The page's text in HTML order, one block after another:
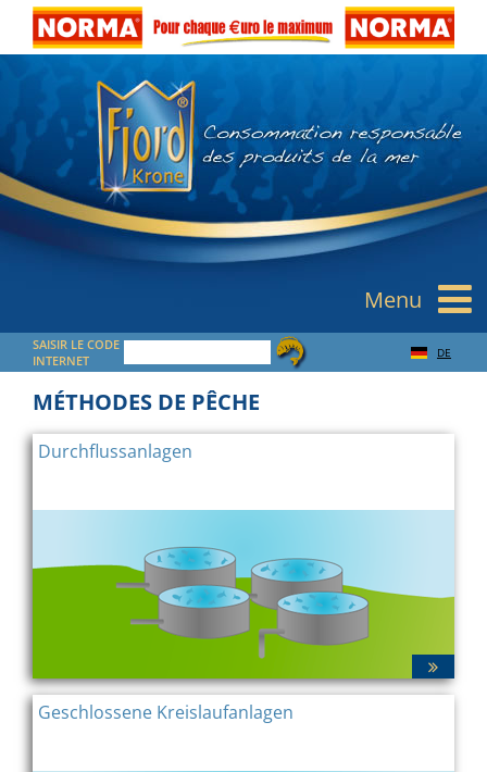
Menu
SAISIR LE CODE
INTERNET
DE
MÉTHODES DE PÊCHE
Durchflussanlagen
Geschlossene Kreislaufanlagen